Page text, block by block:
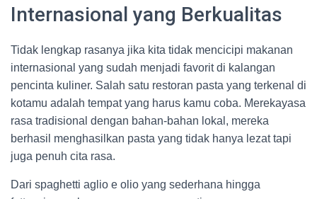
Internasional yang Berkualitas
Tidak lengkap rasanya jika kita tidak mencicipi makanan
internasional yang sudah menjadi favorit di kalangan
pencinta kuliner. Salah satu restoran pasta yang terkenal di
kotamu adalah tempat yang harus kamu coba. Merekayasa
rasa tradisional dengan bahan-bahan lokal, mereka
berhasil menghasilkan pasta yang tidak hanya lezat tapi
juga penuh cita rasa.
Dari spaghetti aglio e olio yang sederhana hingga